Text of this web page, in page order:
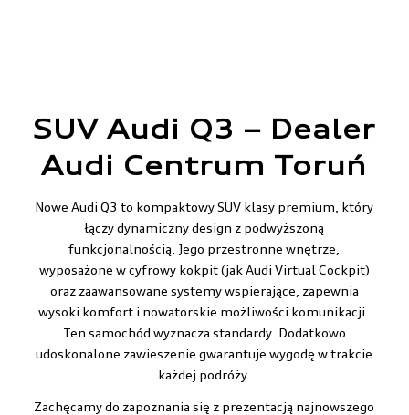
SUV Audi Q3 – Dealer
Audi Centrum Toruń
Nowe Audi Q3 to kompaktowy SUV klasy premium, który
łączy dynamiczny design z podwyższoną
funkcjonalnością. Jego przestronne wnętrze,
wyposażone w cyfrowy kokpit (jak Audi Virtual Cockpit)
oraz zaawansowane systemy wspierające, zapewnia
wysoki komfort i nowatorskie możliwości komunikacji.
Ten samochód wyznacza standardy. Dodatkowo
udoskonalone zawieszenie gwarantuje wygodę w trakcie
każdej podróży.
Zachęcamy do zapoznania się z prezentacją najnowszego